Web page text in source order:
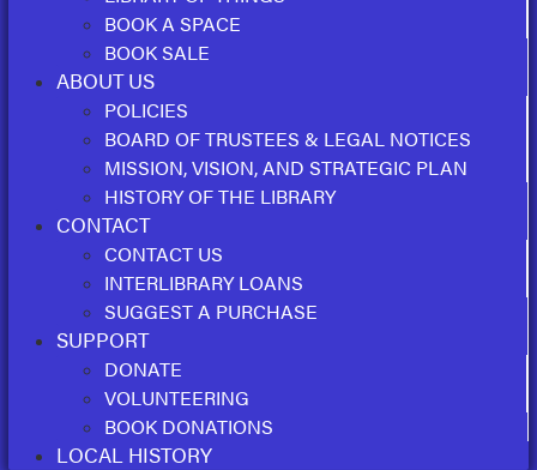
BOOK A SPACE
BOOK SALE
ABOUT US
POLICIES
BOARD OF TRUSTEES & LEGAL NOTICES
MISSION, VISION, AND STRATEGIC PLAN
HISTORY OF THE LIBRARY
CONTACT
CONTACT US
INTERLIBRARY LOANS
SUGGEST A PURCHASE
SUPPORT
DONATE
VOLUNTEERING
BOOK DONATIONS
LOCAL HISTORY